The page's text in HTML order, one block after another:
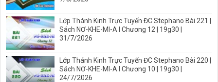
Lớp Thánh Kinh Trực Tuyến ĐC Stephano Bài 221 |
Sách NƠ-KHE-MI-A I Chương 12 | 19g30 |
31/7/2026
Lớp Thánh Kinh Trực Tuyến ĐC Stephano Bài 220 |
Sách NƠ-KHE-MI-A I Chương 10 | 19g30 |
24/7/2026